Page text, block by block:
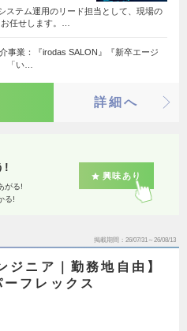
ステム運用のリード担当として、現場の
お任せします。…
事業：『irodas SALON』『新卒エージ
「い…
詳細へ
!
がる!
る!
興味あり
掲載期間 26/07/31～26/08/13
ジニア｜勤務地自由】
フレックス